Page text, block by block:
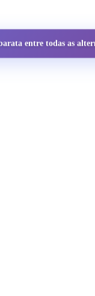
entre todas as